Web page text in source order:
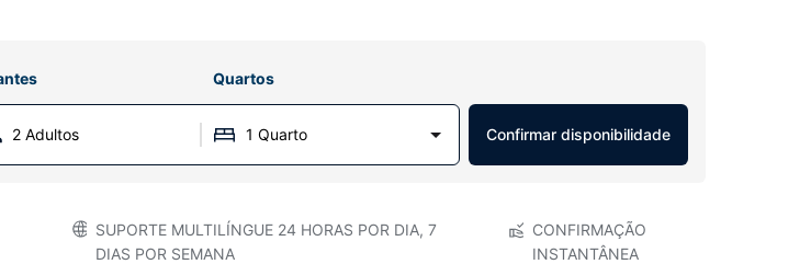
Quartos
2 Adultos 1 Quarto Confirmar disponibilidade
SUPORTE MULTILÍNGUE 24 HORAS POR DIA, 7
DIAS POR SEMANA
CONFIRMAÇÃO
INSTANTÂNEA